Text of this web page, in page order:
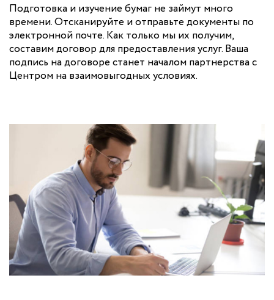
Подготовка и изучение бумаг не займут много
времени. Отсканируйте и отправьте документы по
электронной почте. Как только мы их получим,
составим договор для предоставления услуг. Ваша
подпись на договоре станет началом партнерства с
Центром на взаимовыгодных условиях.